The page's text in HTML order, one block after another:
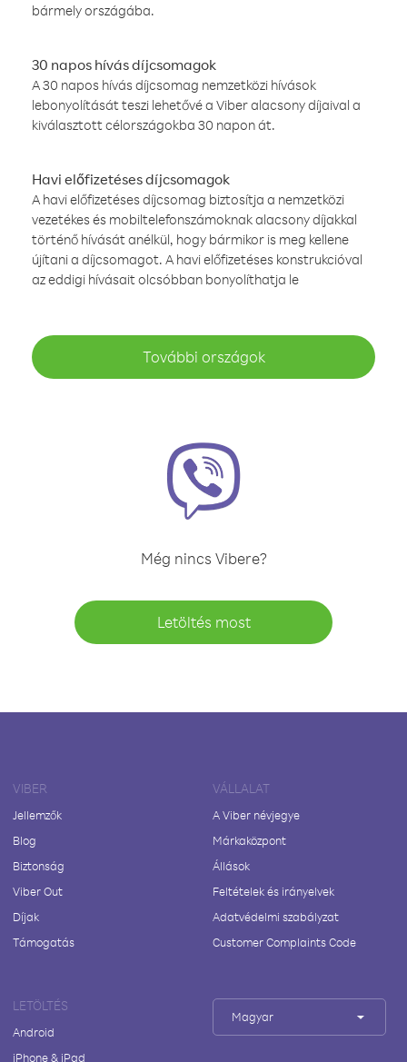
bármely országába.
30 napos hívás díjcsomagok
A 30 napos hívás díjcsomag nemzetközi hívások
lebonyolítását teszi lehetővé a Viber alacsony díjaival a
kiválasztott célországokba 30 napon át.
Havi előfizetéses díjcsomagok
A havi előfizetéses díjcsomag biztosítja a nemzetközi
vezetékes és mobiltelefonszámoknak alacsony díjakkal
történő hívását anélkül, hogy bármikor is meg kellene
újítani a díjcsomagot. A havi előfizetéses konstrukcióval
az eddigi hívásait olcsóbban bonyolíthatja le
További országok
Még nincs Vibere?
Letöltés most
VIBER
Jellemzők
Blog
Biztonság
Viber Out
Díjak
Támogatás
VÁLLALAT
A Viber névjegye
Márkaközpont
Állások
Feltételek és irányelvek
Adatvédelmi szabályzat
Customer Complaints Code
LETÖLTÉS
Android
iPhone & iPad
Magyar